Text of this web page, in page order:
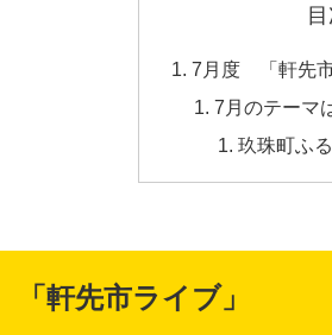
7月度 「軒先
7月のテーマ
玖珠町ふ
軒先市ライブ」